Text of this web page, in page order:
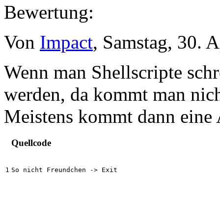
Bewertung:
Von Impact, Samstag, 30.
Wenn man Shellscripte
werden, da kommt man
Meistens kommt dann eine
Quellcode
So nicht Freundchen -> Exit